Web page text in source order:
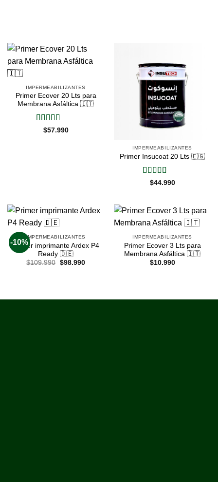
IMPERMEABILIZANTES
Primer Ecover 20 Lts para
Membrana Asfáltica 🇮🇹
Valorado
$57.990
IMPERMEABILIZANTES
Primer Insucoat 20 Lts 🇪🇬
Valorado
$44.990
-10%
IMPERMEABILIZANTES
Primer imprimante Ardex P4
Ready 🇩🇪
$109.990 $98.990
IMPERMEABILIZANTES
Primer Ecover 3 Lts para
Membrana Asfáltica 🇮🇹
$10.990